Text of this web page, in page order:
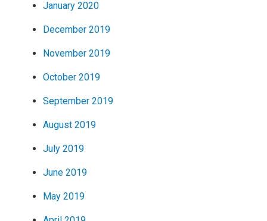
January 2020
December 2019
November 2019
October 2019
September 2019
August 2019
July 2019
June 2019
May 2019